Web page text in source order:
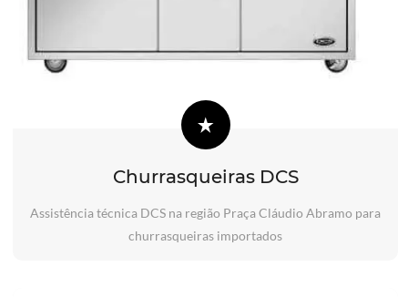
Churrasqueiras DCS
Assistência técnica DCS na região Praça Cláudio Abramo para
churrasqueiras importados